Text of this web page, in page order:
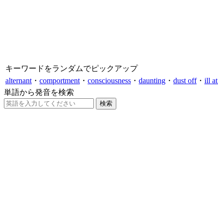
キーワードをランダムでピックアップ
alternant ・ comportment ・ consciousness ・ daunting ・ dust off・ ill at
単語から発音を検索